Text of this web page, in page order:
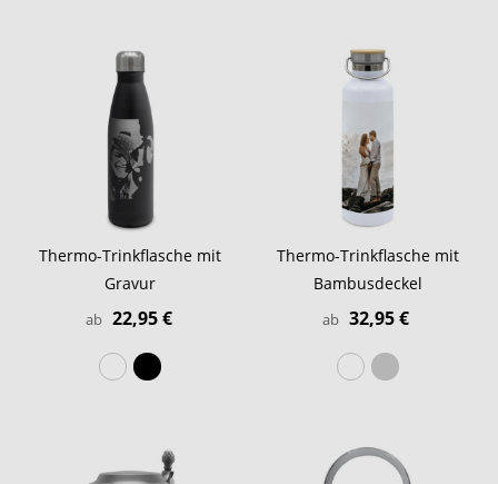
Thermo-Trinkflasche mit
Gravur
ab 22,95 €
Thermo-Trinkflasche mit
Bambusdeckel
ab 32,95 €